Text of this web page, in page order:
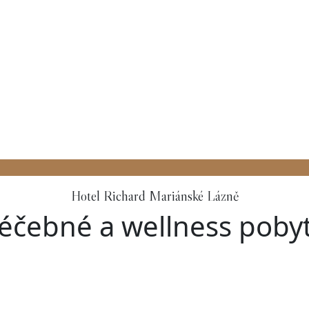
Hotel Richard Mariánské Lázně
a wellness